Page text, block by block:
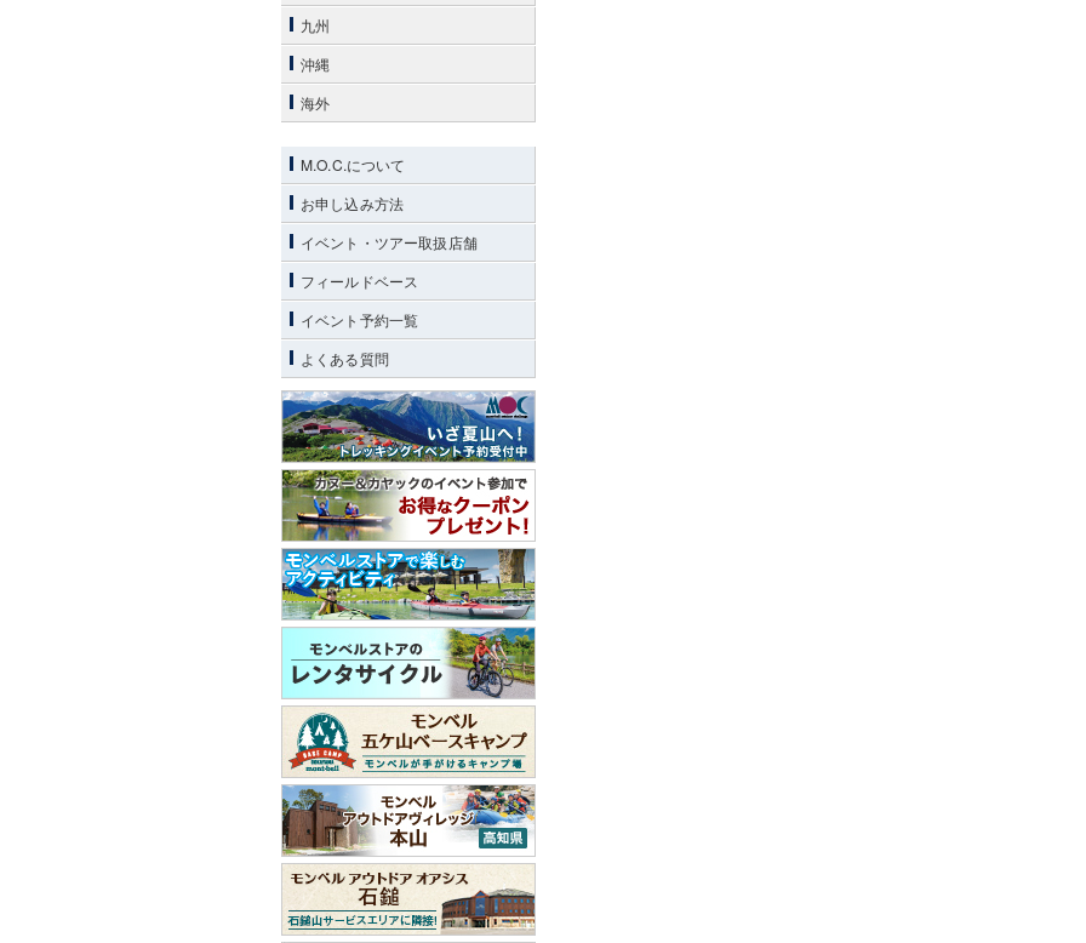
九州
沖縄
海外
M.O.C.について
お申し込み方法
イベント・ツアー取扱店舗
フィールドベース
イベント予約一覧
よくある質問